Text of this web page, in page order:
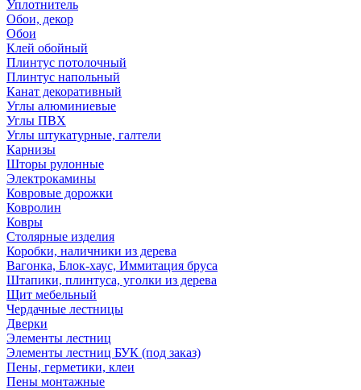
Уплотнитель
Обои, декор
Обои
Клей обойный
Плинтус потолочный
Плинтус напольный
Канат декоративный
Углы алюминиевые
Углы ПВХ
Углы штукатурные, галтели
Карнизы
Шторы рулонные
Электрокамины
Ковровые дорожки
Ковролин
Ковры
Столярные изделия
Коробки, наличники из дерева
Вагонка, Блок-хаус, Иммитация бруса
Штапики, плинтуса, уголки из дерева
Щит мебельный
Чердачные лестницы
Дверки
Элементы лестниц
Элементы лестниц БУК (под заказ)
Пены, герметики, клеи
Пены монтажные